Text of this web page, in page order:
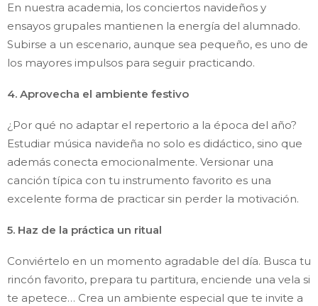
En nuestra academia, los conciertos navideños y
ensayos grupales mantienen la energía del alumnado.
Subirse a un escenario, aunque sea pequeño, es uno de
los mayores impulsos para seguir practicando.
4. Aprovecha el ambiente festivo
¿Por qué no adaptar el repertorio a la época del año?
Estudiar música navideña no solo es didáctico, sino que
además conecta emocionalmente. Versionar una
canción típica con tu instrumento favorito es una
excelente forma de practicar sin perder la motivación.
5. Haz de la práctica un ritual
Conviértelo en un momento agradable del día. Busca tu
rincón favorito, prepara tu partitura, enciende una vela si
te apetece… Crea un ambiente especial que te invite a